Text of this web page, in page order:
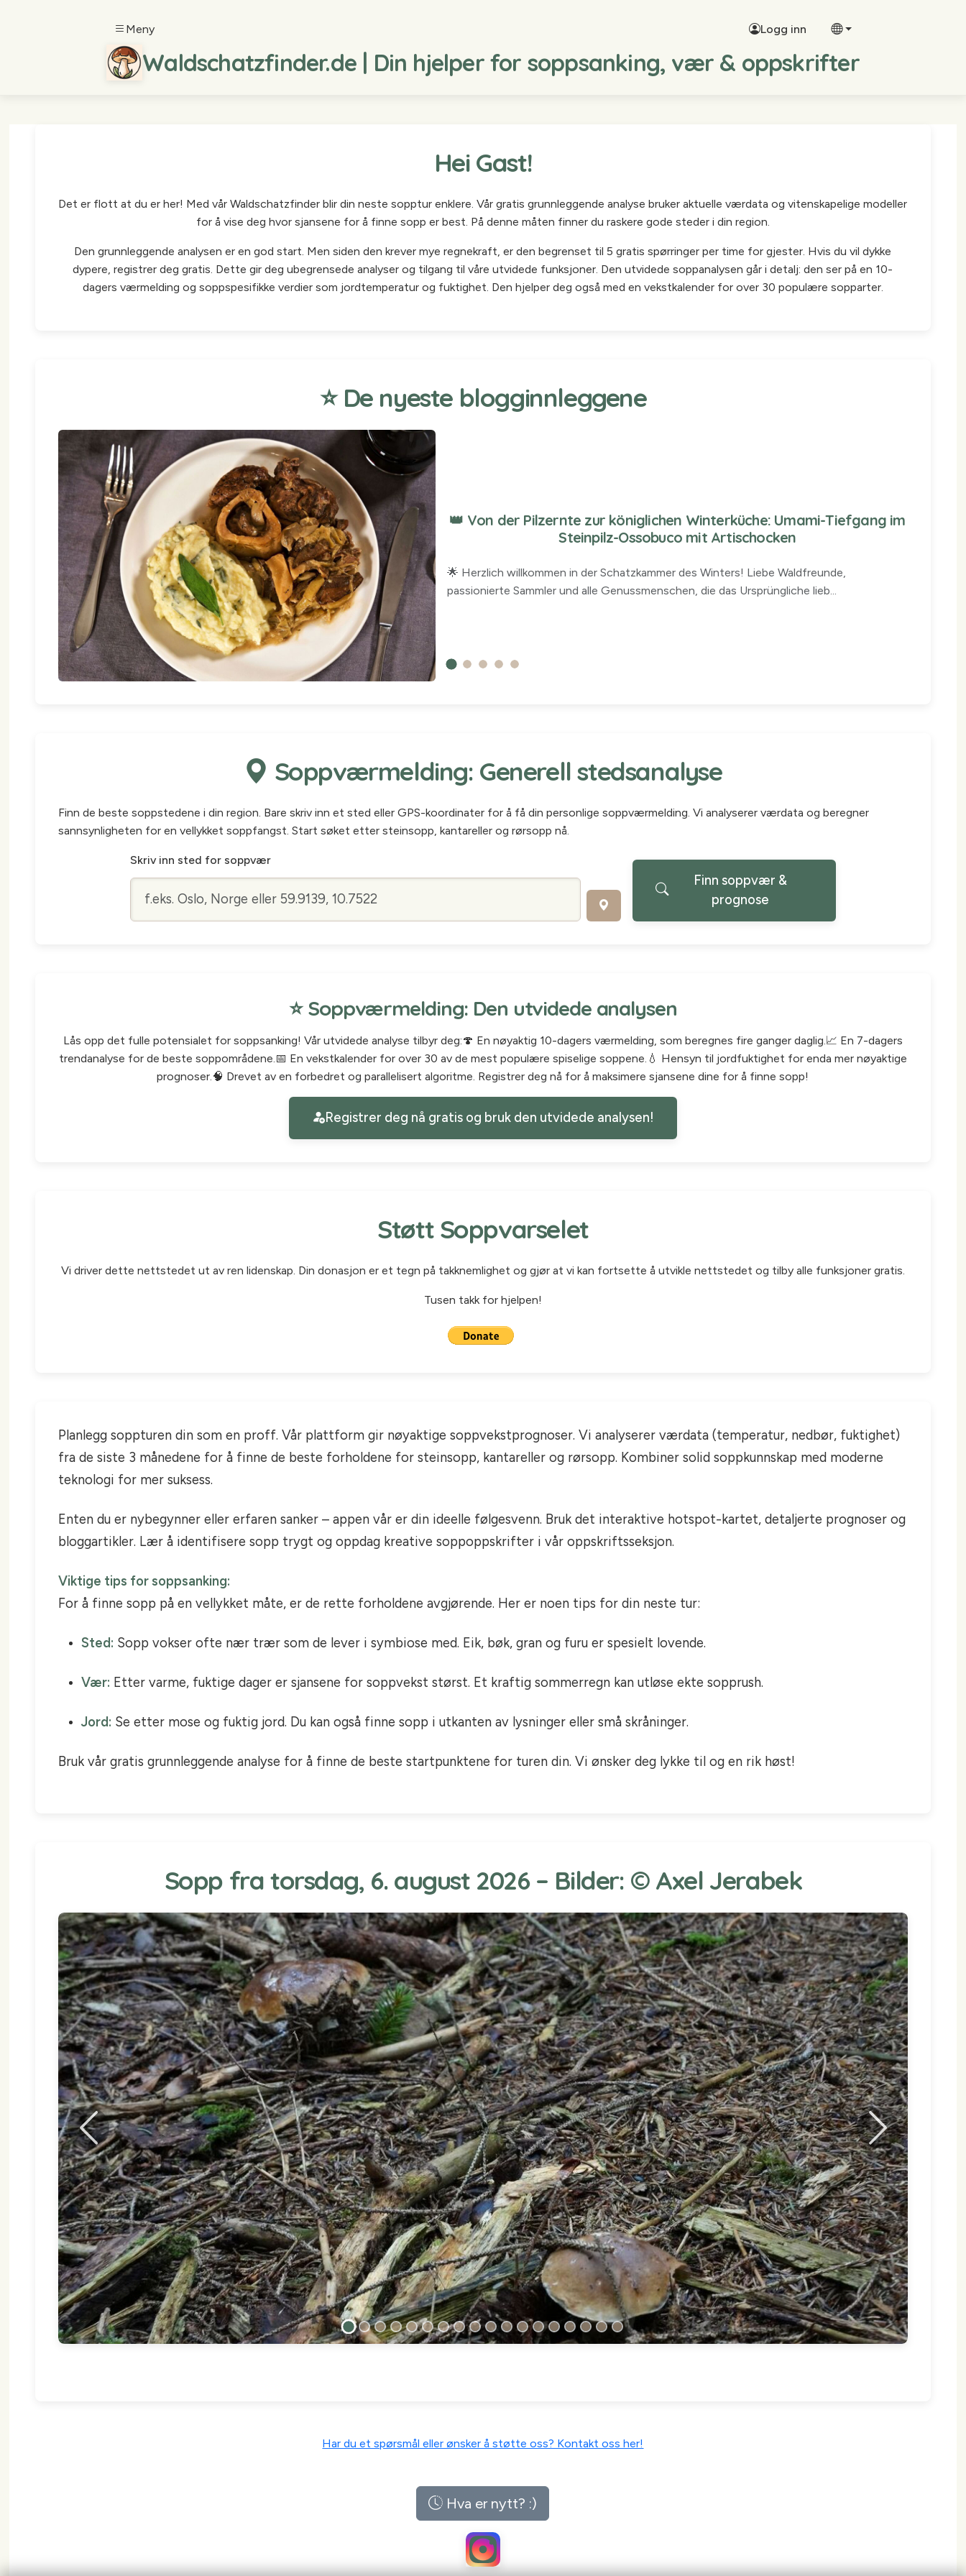
Meny Logg inn
Waldschatzfinder.de | Din hjelper for soppsanking, vær & oppskrifter
Hei Gast!
Det er flott at du er her! Med vår Waldschatzfinder blir din neste sopptur enklere. Vår gratis grunnleggende analyse bruker aktuelle værdata og vitenskapelige modeller
for å vise deg hvor sjansene for å finne sopp er best. På denne måten finner du raskere gode steder i din region.
Den grunnleggende analysen er en god start. Men siden den krever mye regnekraft, er den begrenset til 5 gratis spørringer per time for gjester. Hvis du vil dykke
dypere, registrer deg gratis. Dette gir deg ubegrensede analyser og tilgang til våre utvidede funksjoner. Den utvidede soppanalysen går i detalj: den ser på en 10-
dagers værmelding og soppspesifikke verdier som jordtemperatur og fuktighet. Den hjelper deg også med en vekstkalender for over 30 populære sopparter.
⭐ De nyeste blogginnleggene
👑 Von der Pilzernte zur königlichen Winterküche: Umami-Tiefgang im
Steinpilz-Ossobuco mit Artischocken
🌟 Herzlich willkommen in der Schatzkammer des Winters! Liebe Waldfreunde,
passionierte Sammler und alle Genussmenschen, die das Ursprüngliche lieb...
Soppværmelding: Generell stedsanalyse
Finn de beste soppstedene i din region. Bare skriv inn et sted eller GPS-koordinater for å få din personlige soppværmelding. Vi analyserer værdata og beregner
sannsynligheten for en vellykket soppfangst. Start søket etter steinsopp, kantareller og rørsopp nå.
Skriv inn sted for soppvær
Finn soppvær &
prognose
⭐ Soppværmelding: Den utvidede analysen
Lås opp det fulle potensialet for soppsanking! Vår utvidede analyse tilbyr deg:🍄 En nøyaktig 10-dagers værmelding, som beregnes fire ganger daglig.📈 En 7-dagers
trendanalyse for de beste soppområdene.📅 En vekstkalender for over 30 av de mest populære spiselige soppene.💧 Hensyn til jordfuktighet for enda mer nøyaktige
prognoser.🧠 Drevet av en forbedret og parallelisert algoritme. Registrer deg nå for å maksimere sjansene dine for å finne sopp!
Registrer deg nå gratis og bruk den utvidede analysen!
Støtt Soppvarselet
Vi driver dette nettstedet ut av ren lidenskap. Din donasjon er et tegn på takknemlighet og gjør at vi kan fortsette å utvikle nettstedet og tilby alle funksjoner gratis.
Tusen takk for hjelpen!
Planlegg soppturen din som en proff. Vår plattform gir nøyaktige soppvekstprognoser. Vi analyserer værdata (temperatur, nedbør, fuktighet)
fra de siste 3 månedene for å finne de beste forholdene for steinsopp, kantareller og rørsopp. Kombiner solid soppkunnskap med moderne
teknologi for mer suksess.
Enten du er nybegynner eller erfaren sanker – appen vår er din ideelle følgesvenn. Bruk det interaktive hotspot-kartet, detaljerte prognoser og
bloggartikler. Lær å identifisere sopp trygt og oppdag kreative soppoppskrifter i vår oppskriftsseksjon.
Viktige tips for soppsanking:
For å finne sopp på en vellykket måte, er de rette forholdene avgjørende. Her er noen tips for din neste tur:
Sted: Sopp vokser ofte nær trær som de lever i symbiose med. Eik, bøk, gran og furu er spesielt lovende.
Vær: Etter varme, fuktige dager er sjansene for soppvekst størst. Et kraftig sommerregn kan utløse ekte sopprush.
Jord: Se etter mose og fuktig jord. Du kan også finne sopp i utkanten av lysninger eller små skråninger.
Bruk vår gratis grunnleggende analyse for å finne de beste startpunktene for turen din. Vi ønsker deg lykke til og en rik høst!
Sopp fra torsdag, 6. august 2026 – Bilder: © Axel Jerabek
Forrige Neste
Har du et spørsmål eller ønsker å støtte oss? Kontakt oss her!
Hva er nytt? :)